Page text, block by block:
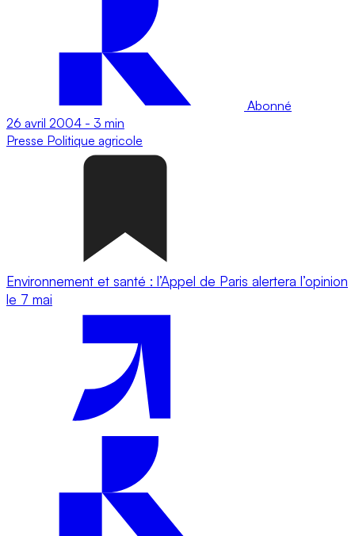
Abonné
26 avril 2004 - 3 min
Presse Politique agricole
Environnement et santé : l’Appel de Paris alertera l’opinion
le 7 mai